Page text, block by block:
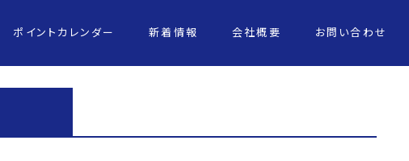
ポイントカレンダー 新着情報 会社概要 お問い合わせ